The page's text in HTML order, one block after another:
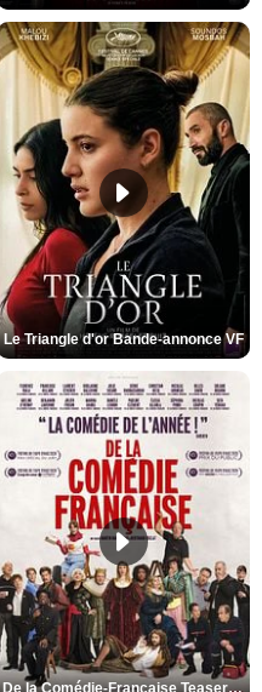
Le Triangle d'or Bande-annonce VF
De la Comédie-Française Teaser VF